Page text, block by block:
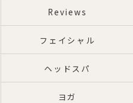
Reviews
フェイシャル
ヘッドスパ
ヨガ